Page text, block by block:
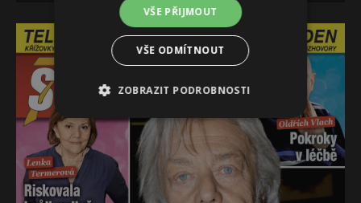
VŠE PŘIJMOUT
VŠE ODMÍTNOUT
ZOBRAZIT PODROBNOSTI